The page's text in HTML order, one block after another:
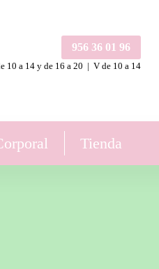
956 36 01 96
10 a 14 y de 16 a 20 | V de 10 a 14
Tienda